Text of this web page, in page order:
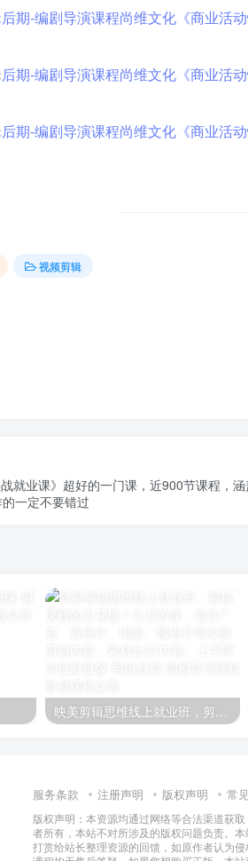
视频剪辑
就业课》超好的一门课，近900节课程，
一定不要错过
服务条款 注册声明 版权声明 常
版权声明：本资源均通过网络等合法渠道获
者所有，本站不对所涉及的版权问题负责。
打赏给站长整理资源的回馈，如原作者认为